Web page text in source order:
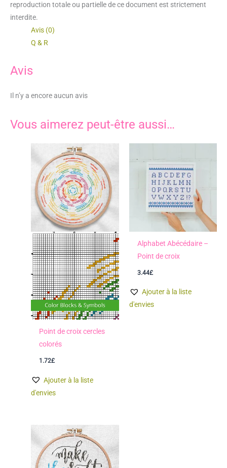
reproduction totale ou partielle de ce document est strictement
interdite.
Avis (0)
Q & R
Avis
Il n’y a encore aucun avis
Vous aimerez peut-être aussi…
Point de croix cercles
colorés
1.72£
Ajouter à la liste
d'envies
Alphabet Abécédaire –
Point de croix
3.44£
Ajouter à la liste
d'envies